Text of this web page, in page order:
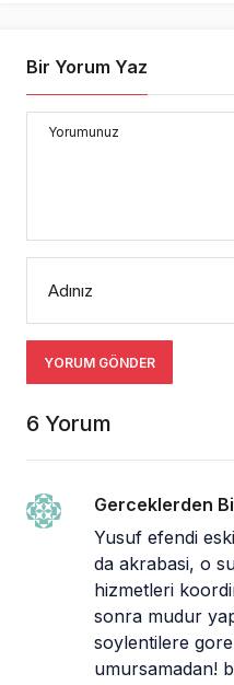
Bir Yorum Yaz
Yorumunuz
Adınız
YORUM GÖNDER
6 Yorum
Gerceklerden
Yusuf efendi
da akrabasi, o
hizmetleri
sonra mudur
soylentilere
umursamadan!